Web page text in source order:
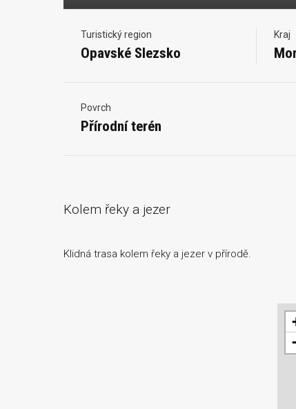
Turistický region
Opavské Slezsko
Kraj
Povrch
Přírodní terén
Kolem řeky a jezer
Klidná trasa kolem řeky a jezer v přírodě.